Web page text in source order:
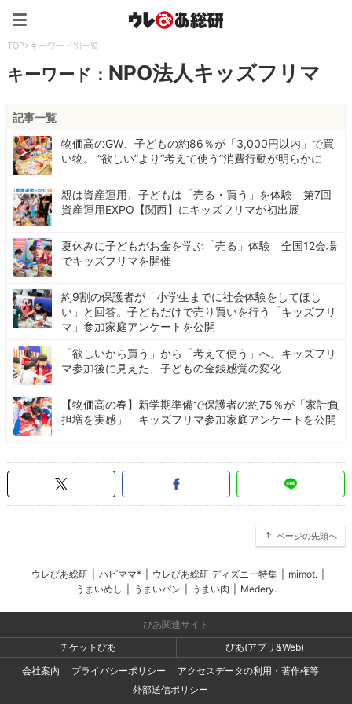
TOP>キーワード別一覧
キーワード： NPO法人キッズフリマ
記事一覧
物価高のGW、子どもの約86％が「3,000円以内」で買
い物。 “欲しい”より“考えて使う”消費行動が明らかに
親は資産運用、子どもは「売る・買う」を体験 第7回
資産運用EXPO【関西】にキッズフリマが初出展
夏休みに子どもがお金を学ぶ「売る」体験 全国12会場
でキッズフリマを開催
約9割の保護者が「小学生までに社会体験をしてほし
い」と回答。子どもだけで売り買いを行う「キッズフリ
マ」参加家庭アンケートを公開
「欲しいから買う」から「考えて使う」へ。キッズフリ
マ参加後に見えた、子どもの金銭感覚の変化
【物価高の春】新学期準備で保護者の約75％が「家計負
担増を実感」 キッズフリマ参加家庭アンケートを公開
ページの先頭へ
ウレぴあ総研 ハピママ* ウレぴあ総研 ディズニー特集 mimot.
うまいめし
うまいパン うまい肉 Medery.
ぴあ関連サイト
チケットぴあ
ぴあ(アプリ&Web)
会社案内
プライバシーポリシー
アクセスデータの利用・著作権等
外部送信ポリシー